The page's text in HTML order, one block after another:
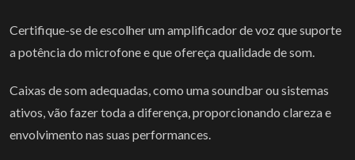
Certifique-se de escolher um amplificador de voz que suporte
a potência do microfone e que ofereça qualidade de som.
Caixas de som adequadas, como uma soundbar ou sistemas
ativos, vão fazer toda a diferença, proporcionando clareza e
envolvimento nas suas performances.